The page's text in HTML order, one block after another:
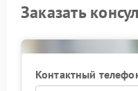
Заказать
Контактный